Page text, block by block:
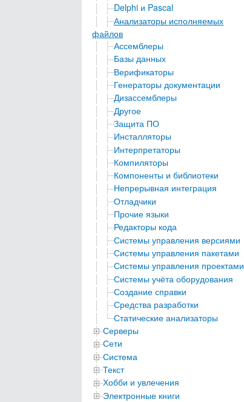
Delphi и Pascal
Анализаторы исполняемых
файлов
Ассемблеры
Базы данных
Верификаторы
Генераторы документации
Дизассемблеры
Другое
Защита ПО
Инсталляторы
Интерпретаторы
Компиляторы
Компоненты и библиотеки
Непрерывная интеграция
Отладчики
Прочие языки
Редакторы кода
Системы управления версиями
Системы управления пакетами
Системы управления проектами
Системы учёта оборудования
Создание справки
Средства разработки
Статические анализаторы
Серверы
Сети
Система
Текст
Хобби и увлечения
Электронные книги